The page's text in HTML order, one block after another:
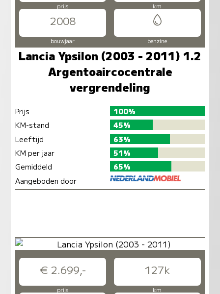
prijs km
2008
bouwjaar benzine
Lancia Ypsilon (2003 - 2011) 1.2
Argentoaircocentrale
vergrendeling
Prijs
100%
KM-stand
45%
Leeftijd
63%
KM per jaar
51%
Gemiddeld
65%
Aangeboden door
€ 2.699,- 127k
prijs km